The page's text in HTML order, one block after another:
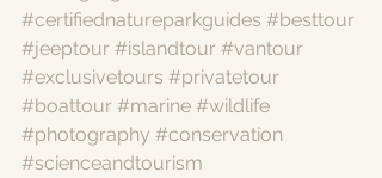
#certifiednatureparkguides #besttour
#jeeptour #islandtour #vantour
#exclusivetours #privatetour
#boattour #marine #wildlife
#photography #conservation
#scienceandtourism